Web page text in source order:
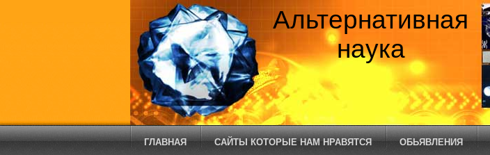
Альтернативная
наука
ГЛАВНАЯ САЙТЫ КОТОРЫЕ НАМ НРАВЯТСЯ ОБЬЯВЛЕНИЯ